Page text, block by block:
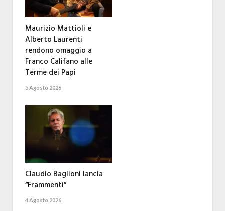
Maurizio Mattioli e
Alberto Laurenti
rendono omaggio a
Franco Califano alle
Terme dei Papi
5 Agosto 2026
Claudio Baglioni lancia
“Frammenti”
4 Agosto 2026